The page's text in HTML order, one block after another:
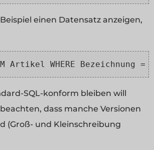
einen Datensatz anzeigen,
Artikel WHERE Bezeichnung
SQL-konform bleiben will
dass manche Versionen
(Groß- und Kleinschreibung